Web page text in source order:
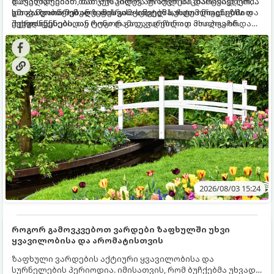
და განვითარებული ფესვთა სისტემა, რათა ნიადაგის
ქვედა ფენებიდან ტენი დამოუკიდებლად მოიპოვონ.
ხმობა დაიწყონ ან ზამთრის ყინვებს სუსტი ორგანიზმით
შეხვდნენ.
გთავაზობთ მებაღეების გამოცდილ საიდუმლოებებსა და
ოქროს წესებს, თუ როგორ გადავარჩინოთ ახალგაზრდა
ხეები ზაფხულის სიცხეში:
2026/08/03 15:24
როგორ გამოვკვებოთ ვარდები ზაფხულში უხვი
ყვავილობისა და არომატისთვის
ზაფხული ვარდების აქტიური ყვავილობისა და
სურნელების პერიოდია. იმისათვის, რომ ბუჩქებმა უხვად,